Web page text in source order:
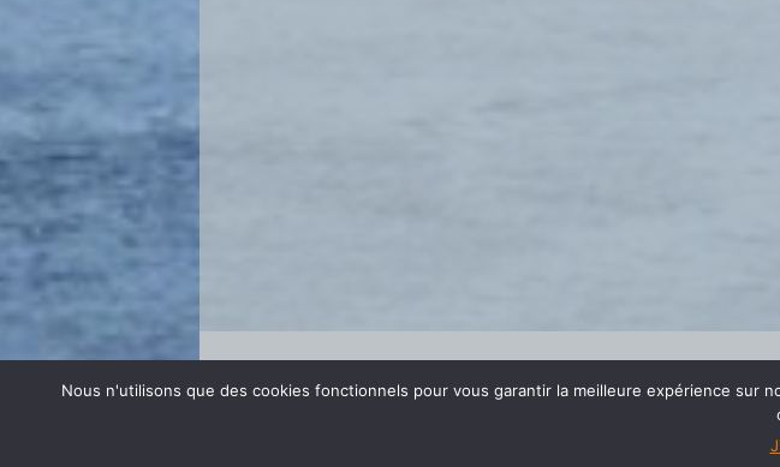
Se connecter
© 2024 FSU
Nous n'utilisons que des cookies fonctionnels pour vous garantir la meilleure expérience